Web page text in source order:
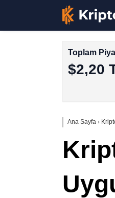
Toplam
$2,20
Ana Sayfa ›